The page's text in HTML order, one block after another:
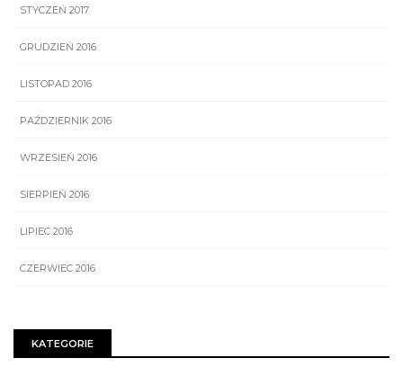
STYCZEŃ 2017
GRUDZIEŃ 2016
LISTOPAD 2016
PAŹDZIERNIK 2016
WRZESIEŃ 2016
SIERPIEŃ 2016
LIPIEC 2016
CZERWIEC 2016
KATEGORIE